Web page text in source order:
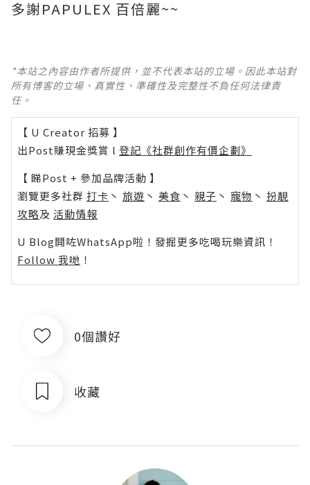
多謝PAPULEX 百倍麗~~
*本站之內容由作者所提供，並不代表本站的立場。因此本站對
所有博客的立場、真實性、準確性及完整性不負任何法律責
任。
【 U Creator 招募 】
出Post賺現金獎賞 l 登記《社群創作有價企劃》
【 睇Post + 參加品牌活動 】
瀏覽更多社群 打卡 丶 旅遊 丶 美食 丶 親子 丶 寵物 丶 扮靚
攻略及 活動情報
U Blog開咗WhatsApp啦！發掘更多吃喝玩樂資訊！
Follow 我哋 ！
0個讚好
收藏